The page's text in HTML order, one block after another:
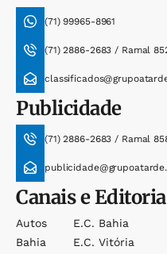
(71) 99965-8961
(71) 2886-2683 / Ramal
Publicidade
(71) 2886-2683 / Ramal
Canais e
Autos
Bahia
E.c. Bahia
E.c. Vitória